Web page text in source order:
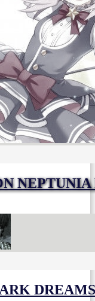
NEPTUNIA